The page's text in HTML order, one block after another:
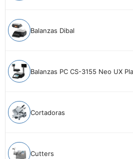
Balanzas Dibal
Balanzas PC CS-3155 Neo UX
Cortadoras
Cutters